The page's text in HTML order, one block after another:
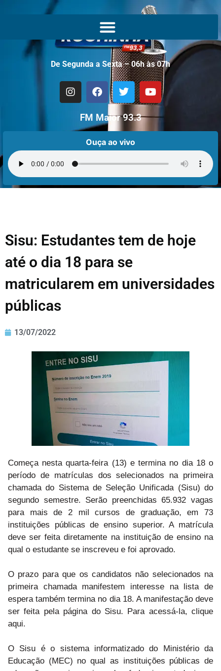
De Segunda a Sexta – 06h às 07h
FM Maior 93.3
Ouça ao vivo
Sisu: Estudantes tem de hoje
até o dia 18 para se
matricularem em universidades
públicas
13/07/2022
Começa nesta quarta-feira (13) e termina no dia 18 o
período de matrículas dos selecionados na primeira
chamada do Sistema de Seleção Unificada (Sisu) do
segundo semestre. Serão preenchidas 65.932 vagas
para mais de 2 mil cursos de graduação, em 73
instituições públicas de ensino superior. A matrícula
deve ser feita diretamente na instituição de ensino na
qual o estudante se inscreveu e foi aprovado.
O prazo para que os candidatos não selecionados na
primeira chamada manifestem interesse na lista de
espera também termina no dia 18. A manifestação deve
ser feita pela página do Sisu. Para acessá-la, clique
aqui.
O Sisu é o sistema informatizado do Ministério da
Educação (MEC) no qual as instituições públicas de